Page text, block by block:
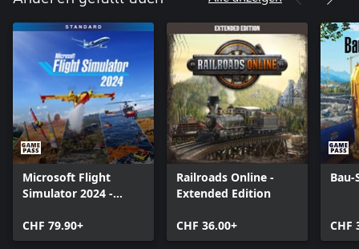
Microsoft Flight
Simulator 2024 -
CHF 79.90+
Railroads Online -
Extended Edition
CHF 36.00+ CHF